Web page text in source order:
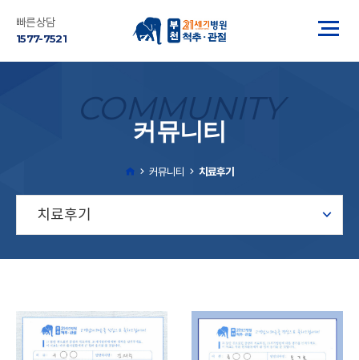
빠른상담
1577-7521
COMMUNITY
커뮤니티
커뮤니티 치료후기
치료후기